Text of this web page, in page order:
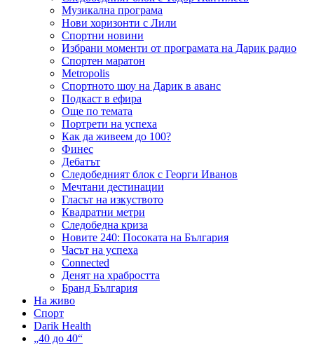
Музикална програма
Нови хоризонти с Лили
Спортни новини
Избрани моменти от програмата на Дарик радио
Спортен маратон
Metropolis
Спортното шоу на Дарик в аванс
Подкаст в ефира
Още по темата
Портрети на успеха
Как да живеем до 100?
Финес
Дебатът
Следобедният блок с Георги Иванов
Мечтани дестинации
Гласът на изкуството
Квадратни метри
Следобедна криза
Новите 240: Посоката на България
Часът на успеха
Connected
Денят на храбростта
Бранд България
На живо
Спорт
Darik Health
„40 до 40“